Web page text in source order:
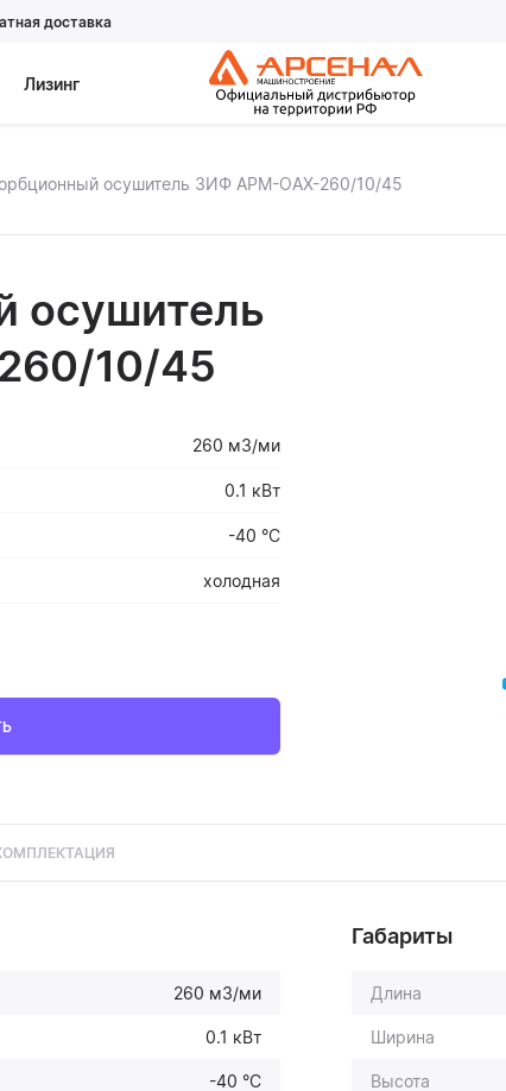
доставка
Лизинг
осушитель ЗИФ АРМ-ОАХ-260/10/45
осушитель
10/45
260 м3/ми
0.1 кВт
-40 °C
холодная
260 м3/ми
0.1 кВт
-40 °C
Габариты
Длина
Ширина
Высота